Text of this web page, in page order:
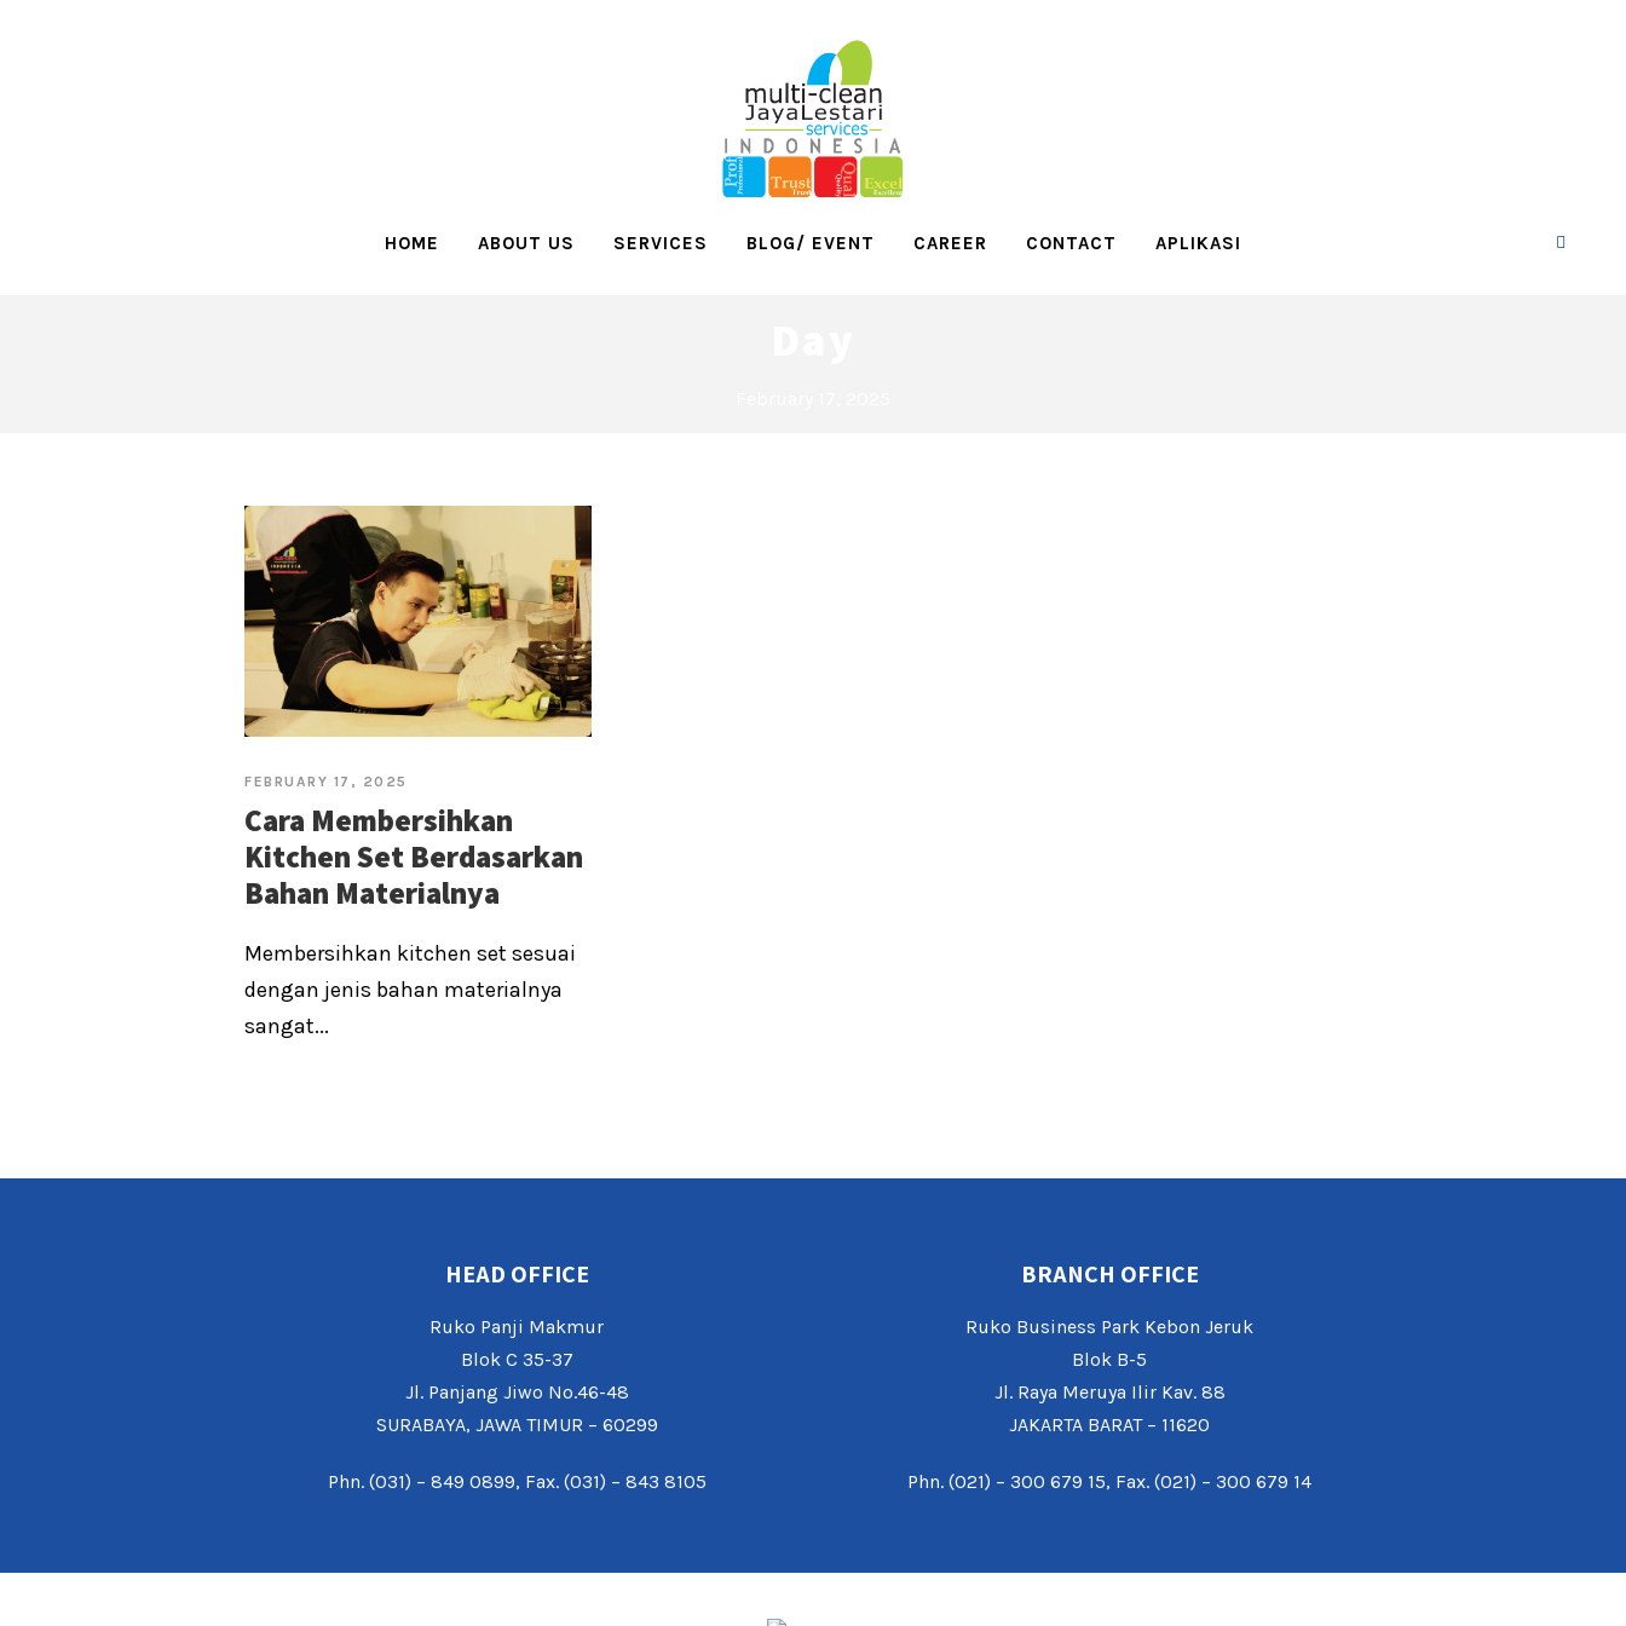
HOME ABOUT US SERVICES BLOG/ EVENT CAREER CONTACT APLIKASI
FEBRUARY 17, 2025
Cara Membersihkan
Kitchen Set Berdasarkan
Bahan Materialnya
Membersihkan kitchen set sesuai
dengan jenis bahan materialnya
sangat...
HEAD OFFICE
Ruko Panji Makmur
Blok C 35-37
Jl. Panjang Jiwo No.46-48
SURABAYA, JAWA TIMUR – 60299
Phn. (031) – 849 0899, Fax. (031) – 843 8105
BRANCH OFFICE
Ruko Business Park Kebon Jeruk
Blok B-5
Jl. Raya Meruya Ilir Kav. 88
JAKARTA BARAT – 11620
Phn. (021) – 300 679 15, Fax. (021) – 300 679 14